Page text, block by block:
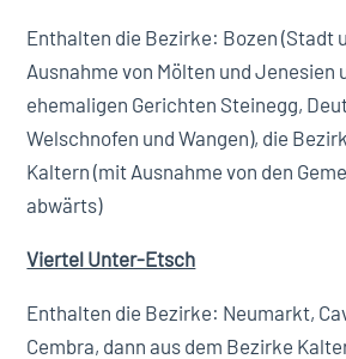
Enthalten die Bezirke: Bozen (Stadt
Ausnahme von Mölten und Jenesien
ehemaligen Gerichten Steinegg,
Welschnofen und Wangen), die
Kaltern (mit Ausnahme von den
abwärts)
Viertel Unter-Etsch
Enthalten die Bezirke: Neumarkt,
Cembra, dann aus dem Bezirke